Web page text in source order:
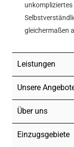
gleichermaßen
Leistungen
Unsere
Über uns
Einzugsgebiete